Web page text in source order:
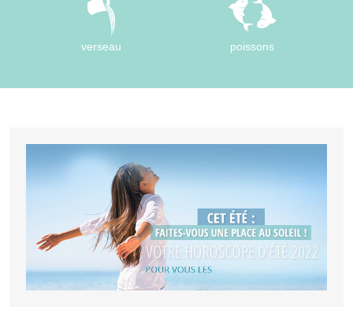
verseau poissons